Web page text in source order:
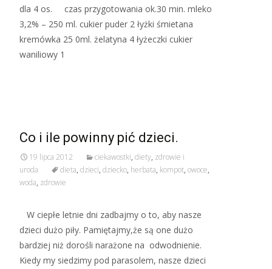
dla 4 os. czas przygotowania ok.30 min. mleko
3,2% – 250 ml. cukier puder 2 łyżki śmietana
kremówka 25 0ml. żelatyna 4 łyżeczki cukier
waniliowy 1
Co i ile powinny pić dzieci.
19 lipca 2012 ciekawostki, diety, zdrowie i
uroda
dieta, dzieci, dziecko, herbata, kompot, owoce,
woda, zdrowie
W ciepłe letnie dni zadbajmy o to, aby nasze
dzieci dużo piły. Pamiętajmy,że są one dużo
bardziej niż dorośli narażone na odwodnienie.
Kiedy my siedzimy pod parasolem, nasze dzieci